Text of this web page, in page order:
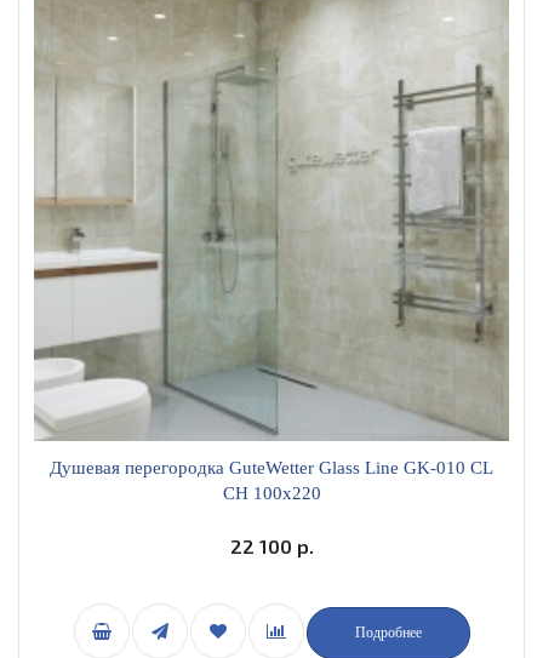
Душевая перегородка GuteWetter Glass Line GK-010 CL
CH 100x220
22 100 р.
Подробнее